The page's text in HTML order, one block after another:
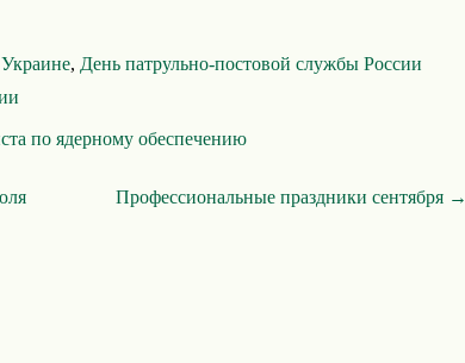
, День патрульно-постовой службы России
по ядерному обеспечению
Профессиональные праздники сентября →